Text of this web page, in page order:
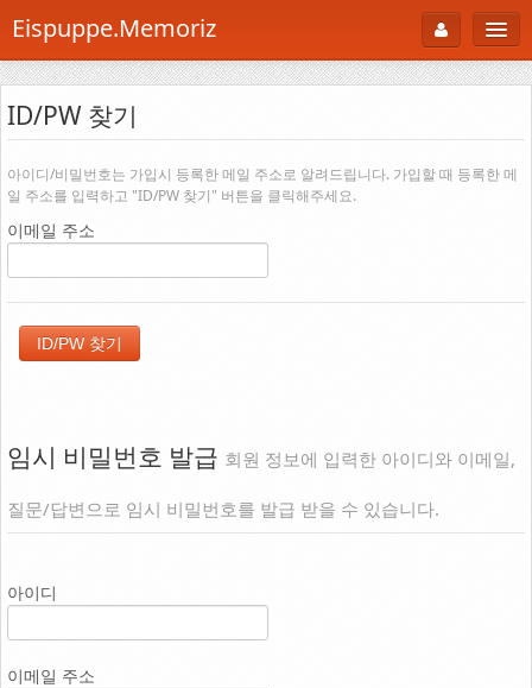
Eispuppe.Memoriz
About
AboutTori
Photo
B Cut
Portfolio
공부방
ID/PW 찾기
아이디/비밀번호는 가입시 등록한 메일 주소로 알려드립니다. 가입할 때 등록한 메
일 주소를 입력하고 "ID/PW 찾기" 버튼을 클릭해주세요.
이메일 주소
임시 비밀번호 발급 회원 정보에 입력한 아이디와 이메일,
질문/답변으로 임시 비밀번호를 발급 받을 수 있습니다.
아이디
이메일 주소